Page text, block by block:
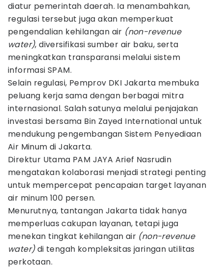
diatur pemerintah daerah. Ia menambahkan,
regulasi tersebut juga akan memperkuat
pengendalian kehilangan air (non-revenue
water), diversifikasi sumber air baku, serta
meningkatkan transparansi melalui sistem
informasi SPAM.
Selain regulasi, Pemprov DKI Jakarta membuka
peluang kerja sama dengan berbagai mitra
internasional. Salah satunya melalui penjajakan
investasi bersama Bin Zayed International untuk
mendukung pengembangan Sistem Penyediaan
Air Minum di Jakarta.
Direktur Utama PAM JAYA Arief Nasrudin
mengatakan kolaborasi menjadi strategi penting
untuk mempercepat pencapaian target layanan
air minum 100 persen.
Menurutnya, tantangan Jakarta tidak hanya
memperluas cakupan layanan, tetapi juga
menekan tingkat kehilangan air (non-revenue
water)di tengah kompleksitas jaringan utilitas
perkotaan.